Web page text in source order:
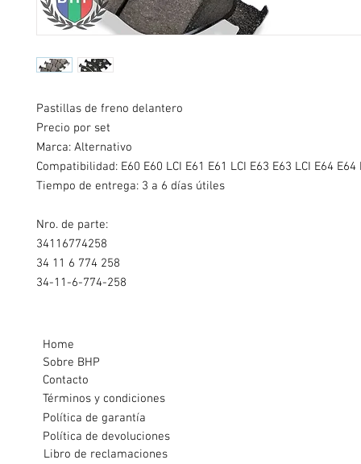
Pastillas de freno delantero
Precio por set
Marca: Alternativo
Compatibilidad: E60 E60 LCI E61 E61 LCI E63 E63 LCI E64 E64
Tiempo de entrega: 3 a 6 días útiles
Nro. de parte:
34116774258
34 11 6 774 258
34-11-6-774-258
Home
Sobre BHP
Contacto
Términos y condiciones
Política de garantía
Política de devoluciones
Libro de reclamaciones